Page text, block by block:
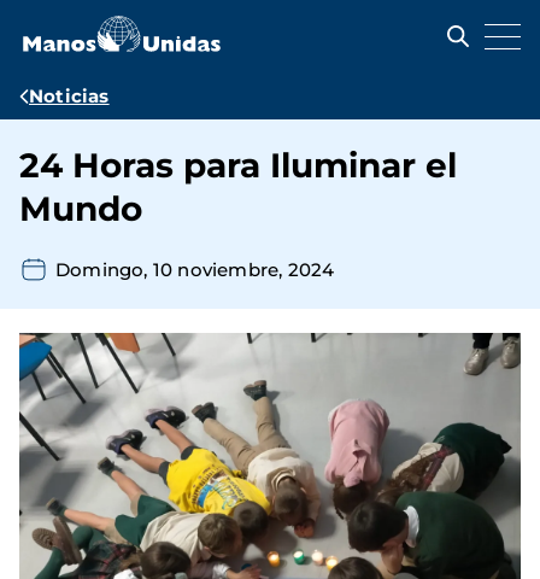
contenido
Ruta
navegación
Noticias
24 Horas para Iluminar el
Mundo
Domingo, 10 noviembre, 2024